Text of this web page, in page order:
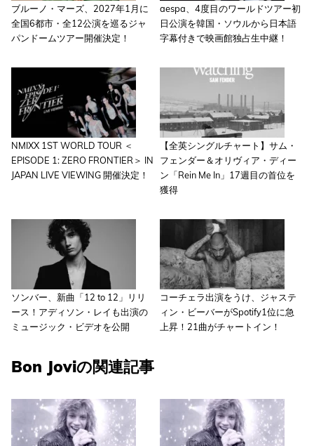
ブルーノ・マーズ、2027年1月に
全国6都市・全12公演を巡るジャ
パンドームツアー開催決定！
aespa、4度目のワールドツアー初
日公演を韓国・ソウルから日本語
字幕付きで映画館独占生中継！
NMIXX 1ST WORLD TOUR ＜
EPISODE 1: ZERO FRONTIER＞ IN
JAPAN LIVE VIEWING 開催決定！
【全英シングルチャート】サム・
フェンダー＆オリヴィア・ディー
ン「Rein Me In」17週目の首位を
獲得
ソンバー、新曲「12 to 12」リリ
ース！アディソン・レイも出演の
ミュージック・ビデオを公開
コーチェラ出演をうけ、ジャステ
ィン・ビーバーがSpotify1位に急
上昇！21曲がチャートイン！
Bon Joviの関連記事